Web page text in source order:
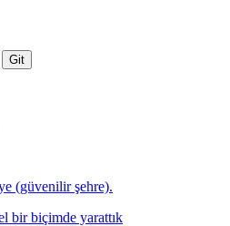
Git
(güvenilir şehre).
bir biçimde yarattık